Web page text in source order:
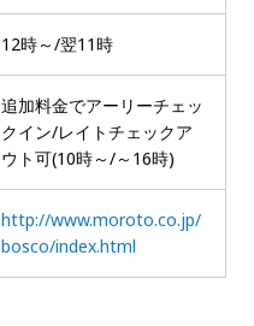
12時～/翌11時
追加料金でアーリーチェッ
クイン/レイトチェックア
ウト可(10時～/～16時)
http://www.moroto.co.jp/
bosco/index.html